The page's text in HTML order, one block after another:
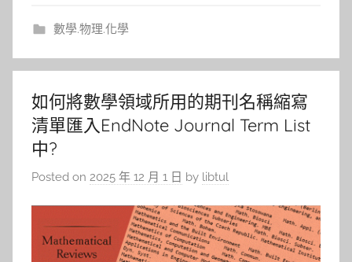
格
數學.物理.化學
如何將數學領域所用的期刊名稱縮寫
清單匯入EndNote Journal Term List
中?
Posted on 2025 年 12 月 1 日 by libtul